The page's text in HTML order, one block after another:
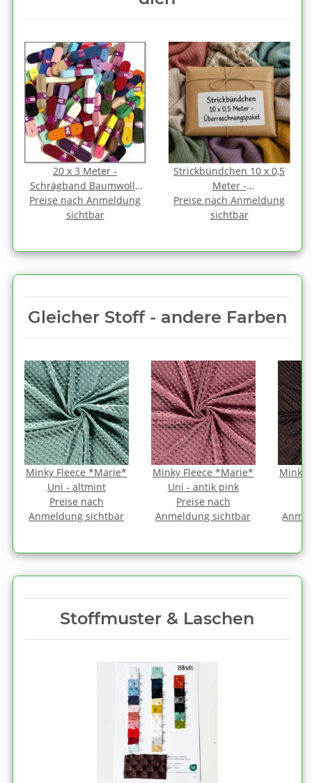
20 x 3 Meter -
Schrägband Baumwolle
1,2 cm FARBMIX gefalzt
Preise nach Anmeldung
sichtbar
Strickbündchen 10 x 0,5
Meter -
Überraschnungspaket
Preise nach Anmeldung
sichtbar
Gleicher Stoff - andere Farben
Minky Fleece *Marie*
Uni - altmint
Preise nach
Anmeldung sichtbar
Minky Fleece *Marie*
Uni - antik pink
Preise nach
Anmeldung sichtbar
Minky
Stoffmuster & Laschen